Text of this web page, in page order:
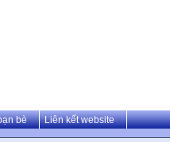
bè Liên kết website